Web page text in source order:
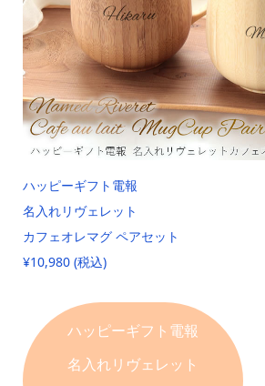
ハッピーギフト電報
名入れリヴェレット
カフェオレマグ ペアセット
¥10,980 (税込)
ハッピーギフト電報
名入れリヴェレット